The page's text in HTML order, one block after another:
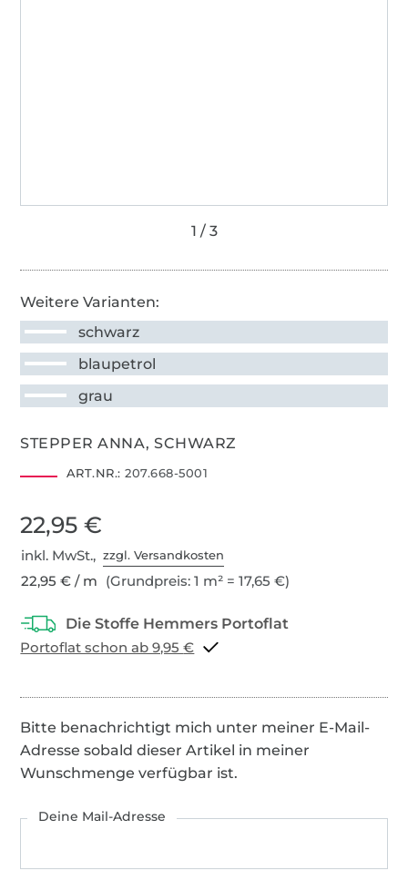
Weitere Varianten:
schwarz
blaupetrol
grau
STEPPER ANNA, SCHWARZ
ART.NR.: 207.668-5001
22,95 €
inkl. MwSt.,zzgl. Versandkosten
22,95 € / m (Grundpreis: 1 m² = 17,65 €)
Portoflat schon ab 9,95 €
Bitte benachrichtigt mich unter meiner E-Mail-
Adresse sobald dieser Artikel in meiner
Wunschmenge verfügbar ist.
Deine Mail-Adresse